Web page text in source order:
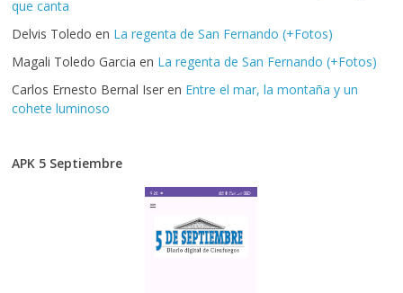
que canta
Delvis Toledo en La regenta de San Fernando (+Fotos)
Magali Toledo Garcia en La regenta de San Fernando (+Fotos)
Carlos Ernesto Bernal Iser en Entre el mar, la montaña y un
cohete luminoso
APK 5 Septiembre